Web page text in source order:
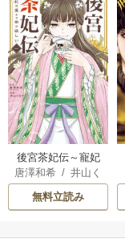
後宮茶妃伝～寵妃
は愛より茶が欲し
い～
唐澤和希 /井山く
らげ
無料立読み